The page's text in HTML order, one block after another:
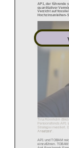
AP1, der führende
quantitativer
Verzicht auf fossile
Hochzinsanleihen
Tina Rönnholm
Pensionsfonds AP1
Strategie investiert.
Ansatzes“.
AP1 und TOBAM
einzuführen.
Anti Benchmark